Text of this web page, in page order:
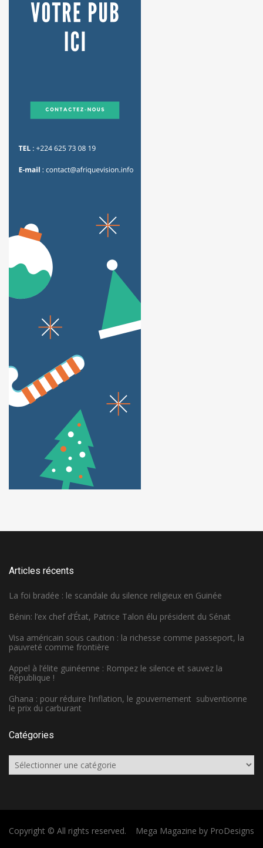
Articles récents
La foi bradée : le scandale du silence religieux en Guinée
Bénin: l’ex chef d’État, Patrice Talon élu président du Sénat
Visa américain sous caution : la richesse comme passeport, la
pauvreté comme frontière
Appel à l’élite guinéenne : Rompez le silence et sauvez la
République !
Ghana : pour réduire l’inflation, le gouvernement subventionne
le prix du carburant
Catégories
Catégories
Copyright © All rights reserved. Mega Magazine by ProDesigns